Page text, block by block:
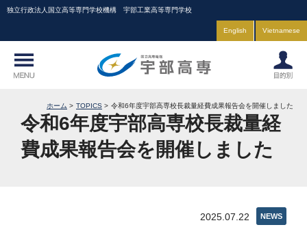
独立行政法人国立高等専門学校機構 宇部工業高等専門学校
English Vietnamese
ホーム TOPICS 令和6年度宇部高専校長裁量経費成果報告会を開催しました
令和6年度宇部高専校長裁量経
費成果報告会を開催しました
NEWS
2025.07.22